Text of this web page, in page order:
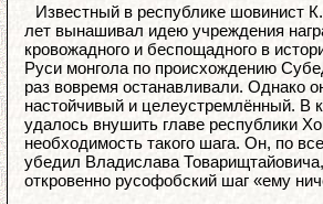
Известный в республике шовинист
лет вынашивал идею учреждения
кровожадного и беспощадного в
Руси монгола по происхождению
раз вовремя останавливали. Однако
настойчивый и целеустремлённый. В
удалось внушить главе республики
необходимость такого шага. Он, по
убедил Владислава Товарищтайовича,
откровенно русофобский шаг «ему